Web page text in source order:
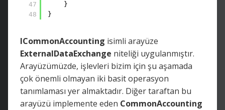
47
48
}
}
ICommonAccounting isimli arayüze
ExternalDataExchange niteliği uygulanmıştır.
Arayüzümüzde, işlevleri bizim için şu aşamada
çok önemli olmayan iki basit operasyon
tanımlaması yer almaktadır. Diğer taraftan bu
arayüzü implemente eden CommonAccounting